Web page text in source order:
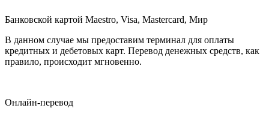
Банковской картой Maestro, Visa, Mastercard, Мир
В данном случае мы предоставим терминал для оплаты
кредитных и дебетовых карт. Перевод денежных средств, как
правило, происходит мгновенно.
Онлайн-перевод